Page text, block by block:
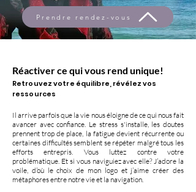
Prendre rendez-vous
Réactiver ce qui vous rend unique!
Retrouvez votre équilibre, révélez vos
ressources
Il arrive parfois que la vie nous éloigne de ce qui nous fait
avancer avec confiance. Le stress s'installe, les doutes
prennent trop de place, la fatigue devient récurrente ou
certaines difficultés semblent se répéter malgré tous les
efforts entrepris. Vous luttez contre votre
problématique. Et si vous naviguiez avec elle? J’adore la
voile, d’où le choix de mon logo et j’aime créer des
métaphores entre notre vie et la navigation.